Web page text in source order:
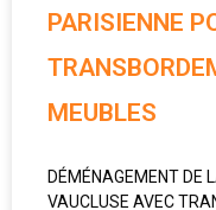
PARISIENNE
MEUBLES
DÉMÉNAGEMENT DE
VAUCLUSE AVEC